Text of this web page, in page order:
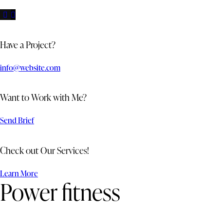
Have a Project?
info@website.com
Want to Work with Me?
Send Brief
Check out Our Services!
Learn More
Power fitness